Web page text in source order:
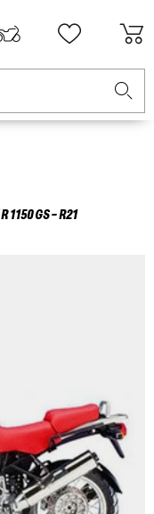
R 1150 GS - R21